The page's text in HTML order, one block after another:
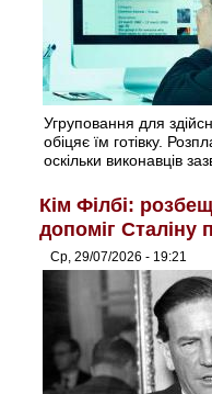
Угруповання для
обіцяє їм готівку.
оскільки виконавців
Кім Філбі:
допоміг Сталіну
Ср, 29/07/2026 - 19:21